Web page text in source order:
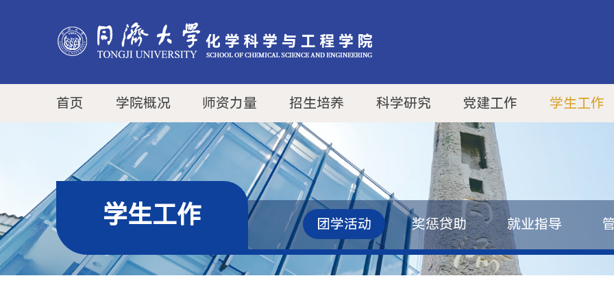
首页 学院概况 师资力量 招生培养 科学研究 党建工作 学生工作
学生工作 团学活动 奖惩贷助 就业指导